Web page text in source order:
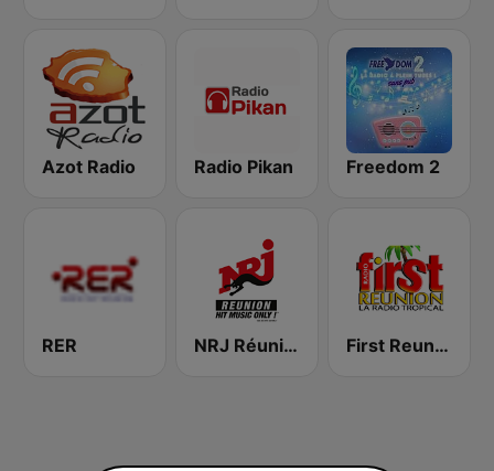
Azot Radio Radio Pikan Freedom 2
RER NRJ Réunion First Reunion Radio